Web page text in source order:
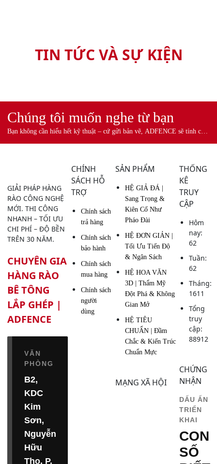
TIN TỨC VÀ SỰ KIỆN
Chúng tôi muốn nghe từ bạn
Bạn không cần hiểu hết kỹ thuật – cứ gửi bản vẽ, ADFENCE sẽ tính cho
GIẢI PHÁP HÀNG
RÀO CÔNG NGHỆ
MỚI. THI CÔNG
NHANH – TỐI ƯU
CHI PHÍ – ĐỘ BỀN
TRÊN 30 NĂM.
CHUYÊN GIA
HÀNG RÀO
BÊ TÔNG
LẮP GHÉP |
ADFENCE
VĂN
PHÒNG
B2,
KDC
Kim
Sơn,
Nguyễn
Hữu
Thọ, P.
CHÍNH
SÁCH HỖ
TRỢ
Chính sách
trả hàng
Chính sách
bảo hành
Chính sách
mua hàng
Chính sách
người
dùng
SẢN PHẨM
HỆ GIẢ ĐÁ |
Sang Trọng &
Kiên Cố Như
Pháo Đài
HỆ ĐƠN GIẢN |
Tối Ưu Tiến Độ
& Ngân Sách
HỆ HOA VĂN
3D | Thẩm Mỹ
Đột Phá & Không
Gian Mở
HỆ TIÊU
CHUẨN | Đầm
Chắc & Kiến Trúc
Chuẩn Mực
MẠNG XÃ HỘI
THỐNG
KÊ
TRUY
CẬP
Hôm
nay:
62
Tuần:
62
Tháng:
1611
Tổng
truy
cập:
88912
CHỨNG
NHẬN
DẤU ẤN
TRIỂN
KHAI
CON
SỐ